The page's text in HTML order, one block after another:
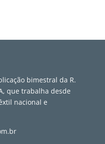
bimestral da R.
que trabalha desde
nacional e